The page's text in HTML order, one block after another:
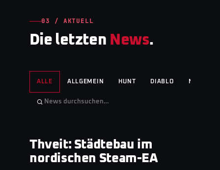
03 / AKTUELL
Die letzten News.
ALLE ALLGEMEIN HUNT DIABLO NO
GAMINGNEWS· TOP STORY
Thveit: Städtebau im
nordischen Steam-EA